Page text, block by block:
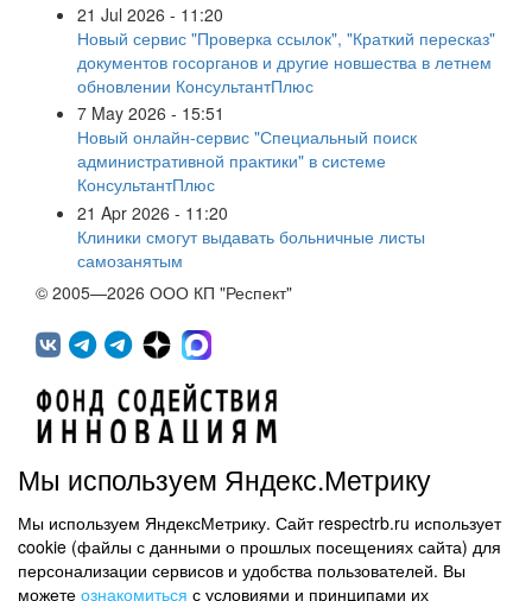
21 Jul 2026 - 11:20
Новый сервис "Проверка ссылок", "Краткий пересказ"
документов госорганов и другие новшества в летнем
обновлении КонсультантПлюс
7 May 2026 - 15:51
Новый онлайн-сервис "Специальный поиск
административной практики" в системе
КонсультантПлюс
21 Apr 2026 - 11:20
Клиники смогут выдавать больничные листы
самозанятым
© 2005—2026 ООО КП "Респект"
450071, г.Уфа, ул. 50 лет СССР, д.48 корп.1, офис 307
(347) 291 20 70
Контактная информация
Мы используем Яндекс.Метрику
Мы используем ЯндексМетрику. Сайт respectrb.ru использует
cookie (файлы с данными о прошлых посещениях сайта) для
персонализации сервисов и удобства пользователей. Вы
можете ознакомиться с условиями и принципами их